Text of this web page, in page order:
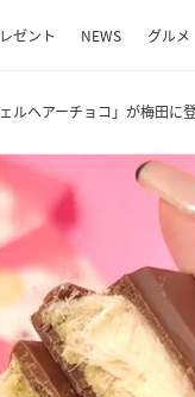
ゼント NEWS グルメ
ルヘアーチョコ」が梅田に